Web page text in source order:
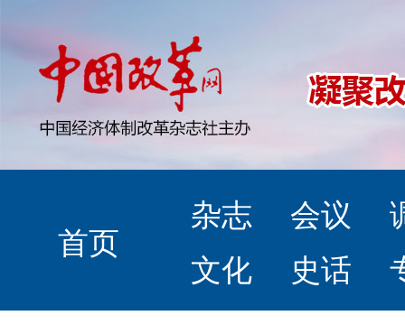
首页
杂志 会议
文化
史话